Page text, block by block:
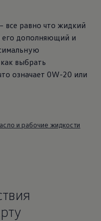
все равно что жидкий
его дополняющий и
выбрать
означает 0W-20 или
и рабочие жидкости